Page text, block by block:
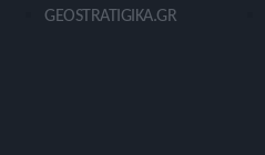
GEOSTRATIGIKA.GR